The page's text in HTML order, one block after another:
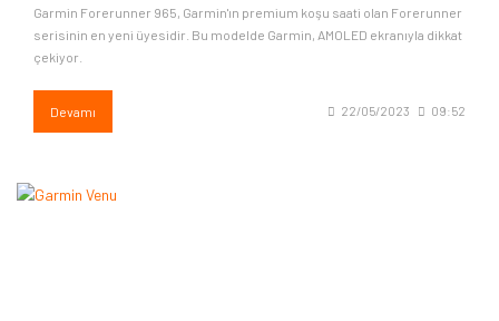
Garmin Forerunner 965, Garmin'ın premium koşu saati olan Forerunner
serisinin en yeni üyesidir. Bu modelde Garmin, AMOLED ekranıyla dikkat
çekiyor.
Devamı 22/05/2023 09:52